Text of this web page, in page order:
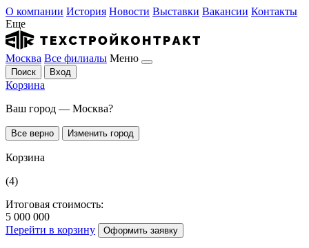
О компании История Новости Выставки Вакансии Контакты
Еще
Москва Все филиалы Меню
Поиск Вход
Корзина
Ваш город — Москва?
Все верно Изменить город
Корзина
(4)
Итоговая стоимость:
5 000 000
Перейти в корзину
Оформить заявку